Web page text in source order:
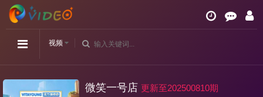
视频
微笑一号店 更新至202500810期